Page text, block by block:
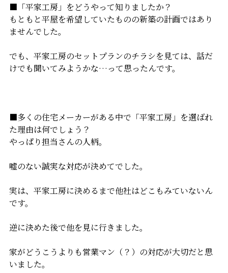
■「平家工房」をどうやって知りましたか？
もともと平屋を希望していたものの新築の計画ではあり
ませんでした。
でも、平家工房のセットプランのチラシを見ては、話だ
けでも聞いてみようかな…って思ったんです。
■多くの住宅メーカーがある中で「平家工房」を選ばれ
た理由は何でしょう？
やっぱり担当さんの人柄。
嘘のない誠実な対応が決めてでした。
実は、平家工房に決めるまで他社はどこもみていないん
です。
逆に決めた後で他を見に行きました。
家がどうこうよりも営業マン（？）の対応が大切だと思
いました。